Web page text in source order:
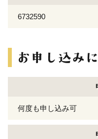
6732590
何度も申し込み可